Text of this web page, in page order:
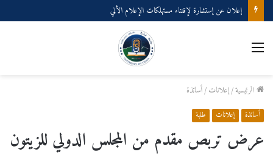
إعلان عن إستشارة لإقتناء مستهلكات الإعلام الألي
القائمة
الرئيسية/إعلانات/أساتذة
أساتذة إعلانات طلبة
عرض تربص مقدم من المجلس الدولي للزيتون